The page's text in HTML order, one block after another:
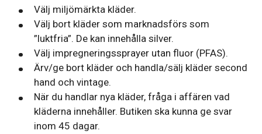
Välj miljömärkta kläder.
Välj bort kläder som marknadsförs som
”luktfria”. De kan innehålla silver.
Välj impregneringssprayer utan fluor (PFAS).
Ärv/ge bort kläder och handla/sälj kläder second
hand och vintage.
När du handlar nya kläder, fråga i affären vad
kläderna innehåller. Butiken ska kunna ge svar
inom 45 dagar.